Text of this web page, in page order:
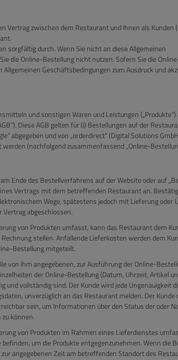
Vertrag zwischen dem Restaurant und Ihnen als Kunden
sorgfältig durch. Wenn Sie nicht an diese Allgemeinen
die Online-Bestellung nicht nutzen. Sofern Sie die
Geschäftsbedingungen zum Ausdruck und
und sonstigen Waren und Leistungen („Produkte“)
Diese AGB gelten für (i) Bestellungen auf der
abgegeben und von „orderdirect“ (Digital Solutions
(nachfolgend zusammenfassend „Online-
Ende des Bestellverfahrens auf der Website oder auf
Vertrags mit dem betreffenden Restaurant an.
Wege, spätestens jedoch mit Lieferung oder
Vertrag abgeschlossen.
von Produkten umfasst, kann das Restaurant dem
stellen. Anfallende Lieferkosten werden dem
Bestellung mitgeteilt.
von ihm angegebenen, zur Ausführung der Online-
der Online-Bestellung (Datum, Uhrzeit, Artikel
und vollständig sind. Der Kunde wird jede Ungenauigkeit
unverzüglich an das Restaurant melden. Der Kunde
sein, um Informationen über den Status der oder
können.
von Produkten im Rahmen eines Lieferdienstes
um die Produkte entgegenzunehmen. Wenn die
angegebenen Zeit am betreffenden Standort des